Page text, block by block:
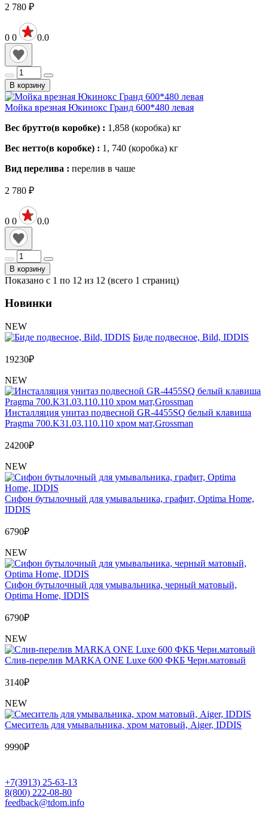
2 780 ₽
0 0 0.0
В корзину
Мойка врезная Юкинокс Гранд 600*480 левая
Вес брутто(в коробке) : 1,858 (коробка) кг
Вес нетто(в коробке) : 1, 740 (коробка) кг
Вид перелива : перелив в чаше
2 780 ₽
0 0 0.0
В корзину
Показано с 1 по 12 из 12 (всего 1 страниц)
Новинки
NEW
Биде подвесное, Bild, IDDIS
19230₽
NEW
Инсталляция унитаз подвесной GR-4455SQ белый клавиша
Pragma 700.K31.03.110.110 хром мат,Grossman
24200₽
NEW
Сифон бутылочный для умывальника, графит, Optima Home,
IDDIS
6790₽
NEW
Сифон бутылочный для умывальника, черный матовый,
Optima Home, IDDIS
6790₽
NEW
Слив-перелив MARKA ONE Luxe 600 ФКБ Черн.матовый
3140₽
NEW
Cмеситель для умывальника, хром матовый, Aiger, IDDIS
9990₽
+7(3913) 25-63-13
8(800) 222-08-80
feedback@tdom.info